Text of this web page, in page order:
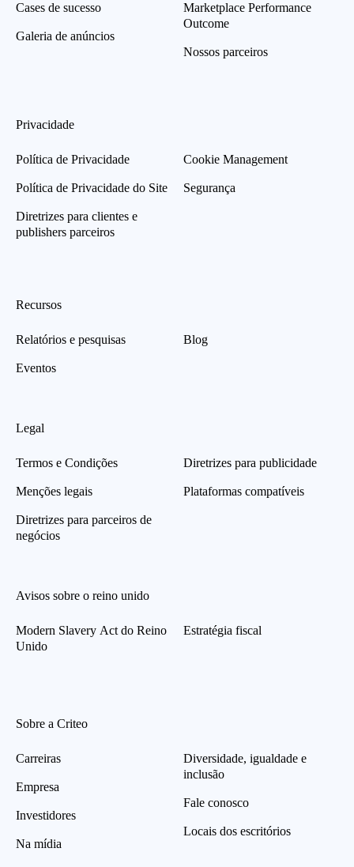
Cases de sucesso
Galeria de anúncios
Marketplace Performance
Outcome
Nossos parceiros
Privacidade
Política de Privacidade
Política de Privacidade do Site
Diretrizes para clientes e
publishers parceiros
Cookie Management
Segurança
Recursos
Relatórios e pesquisas
Eventos
Blog
Legal
Termos e Condições
Menções legais
Diretrizes para parceiros de
negócios
Diretrizes para publicidade
Plataformas compatíveis
Avisos sobre o reino unido
Modern Slavery Act do Reino
Unido
Estratégia fiscal
Sobre a Criteo
Carreiras
Empresa
Investidores
Na mídia
Diversidade, igualdade e
inclusão
Fale conosco
Locais dos escritórios